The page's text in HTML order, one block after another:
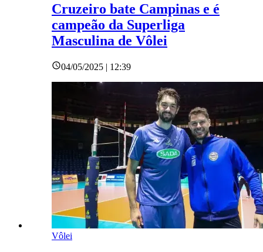
Cruzeiro bate Campinas e é
campeão da Superliga
Masculina de Vôlei
04/05/2025 | 12:39
Vôlei